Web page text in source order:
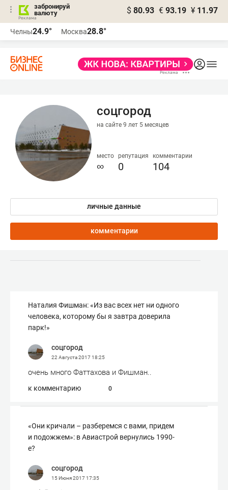
забронируй
валюту
$ 80.93 € 93.19 ¥ 11.97
Челны24.9° Москва28.8°
соцгород
на сайте 9 лет 5 месяцев
место
∞
репутация
0
комментарии
104
личные данные
комментарии
Наталия Фишман: «Из вас всех нет ни одного
человека, которому бы я завтра доверила
парк!»
соцгород
22 Августа 201718:25
очень много Фаттахова и Фишман..
к комментарию 0
«Они кричали – разберемся с вами, придем
и подожжем»: в Авиастрой вернулись 1990-
е?
соцгород
15 Июня 201717:35